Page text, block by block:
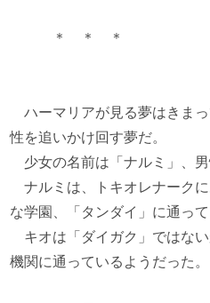
＊ ＊ ＊
ハーマリアが見る夢はきま
性を追いかけ回す夢だ。
少女の名前は「ナルミ」、男
ナルミは、トキオレナーク
な学園、「タンダイ」に通って
キオは「ダイガク」ではな
機関に通っているようだった。